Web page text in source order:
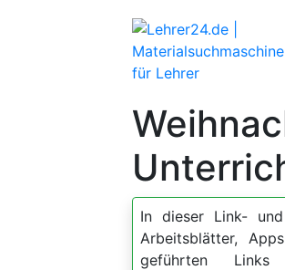
In dieser Link- und
Arbeitsblätter,
geführten